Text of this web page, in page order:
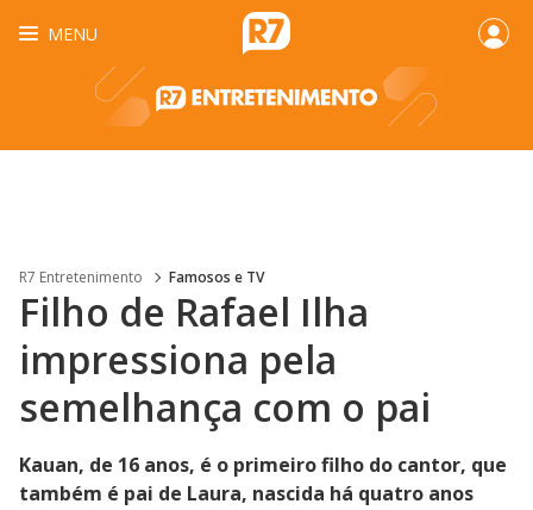
MENU
R7 Entretenimento Famosos e TV
Filho de Rafael Ilha
impressiona pela
semelhança com o pai
Kauan, de 16 anos, é o primeiro filho do cantor, que
também é pai de Laura, nascida há quatro anos